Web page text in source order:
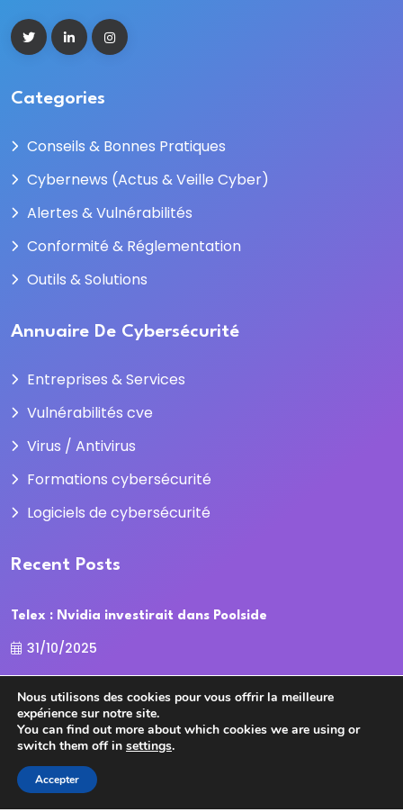
Categories
Conseils & Bonnes Pratiques
Cybernews (Actus & Veille Cyber)
Alertes & Vulnérabilités
Conformité & Réglementation
Outils & Solutions
Annuaire De Cybersécurité
Entreprises & Services
Vulnérabilités cve
Virus / Antivirus
Formations cybersécurité
Logiciels de cybersécurité
Recent Posts
Telex : Nvidia investirait dans Poolside
31/10/2025
La Cour des comptes recadre la
31/10/2025
Nous utilisons des cookies pour vous offrir la meilleure
expérience sur notre site.
You can find out more about which cookies we are using or
switch them off in settings.
Accepter